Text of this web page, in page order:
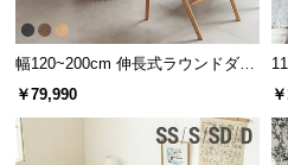
デンマーク家具シリ
幅120~200cm 伸長式ラウンドダイ
ニングテーブル 6人掛け 天然木突
板 美しい格子デザイン
￥79,990